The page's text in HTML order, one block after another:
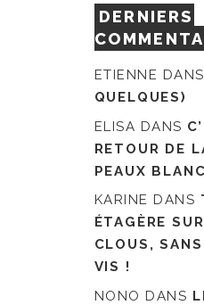
DERNIERS
ETIENNE
QUELQUES)
ELISA DANS
RETOUR DE
PEAUX
KARINE DANS
ÉTAGÈRE
CLOUS,
VIS !
NONO DANS